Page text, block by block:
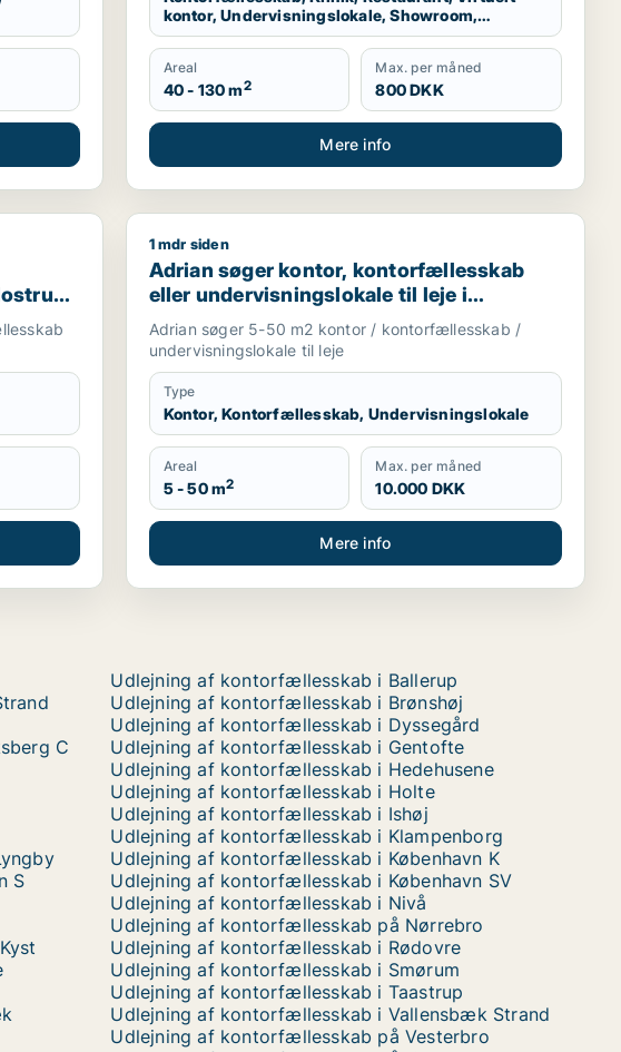
kontor, Undervisningslokale, Showroom,
Erhvervsgrund, Produktionslokaler, Garage
Areal
40 - 130 m2
Max. per måned
800 DKK
Mere info
til leje i Valby, Glostrup eller Brøndby m.fl.
Adrian søger kontor, kontorfællesskab eller
1 mdr siden
Adrian søger kontor, kontorfællesskab
eller undervisningslokale til leje i
København
Adrian søger 5-50 m2 kontor / kontorfællesskab /
undervisningslokale til leje
Type
Kontor, Kontorfællesskab, Undervisningslokale
Areal
5 - 50 m2
Max. per måned
10.000 DKK
Mere info
Udlejning af kontorfællesskab i Ballerup
Udlejning af kontorfællesskab i Brønshøj
Udlejning af kontorfællesskab i Dyssegård
C
Udlejning af kontorfællesskab i Gentofte
Udlejning af kontorfællesskab i Hedehusene
Udlejning af kontorfællesskab i Holte
Udlejning af kontorfællesskab i Ishøj
Udlejning af kontorfællesskab i Klampenborg
Udlejning af kontorfællesskab i København K
S
Udlejning af kontorfællesskab i København SV
Udlejning af kontorfællesskab i Nivå
Udlejning af kontorfællesskab på Nørrebro
Udlejning af kontorfællesskab i Rødovre
Udlejning af kontorfællesskab i Smørum
Udlejning af kontorfællesskab i Taastrup
Udlejning af kontorfællesskab i Vallensbæk Strand
Udlejning af kontorfællesskab på Vesterbro